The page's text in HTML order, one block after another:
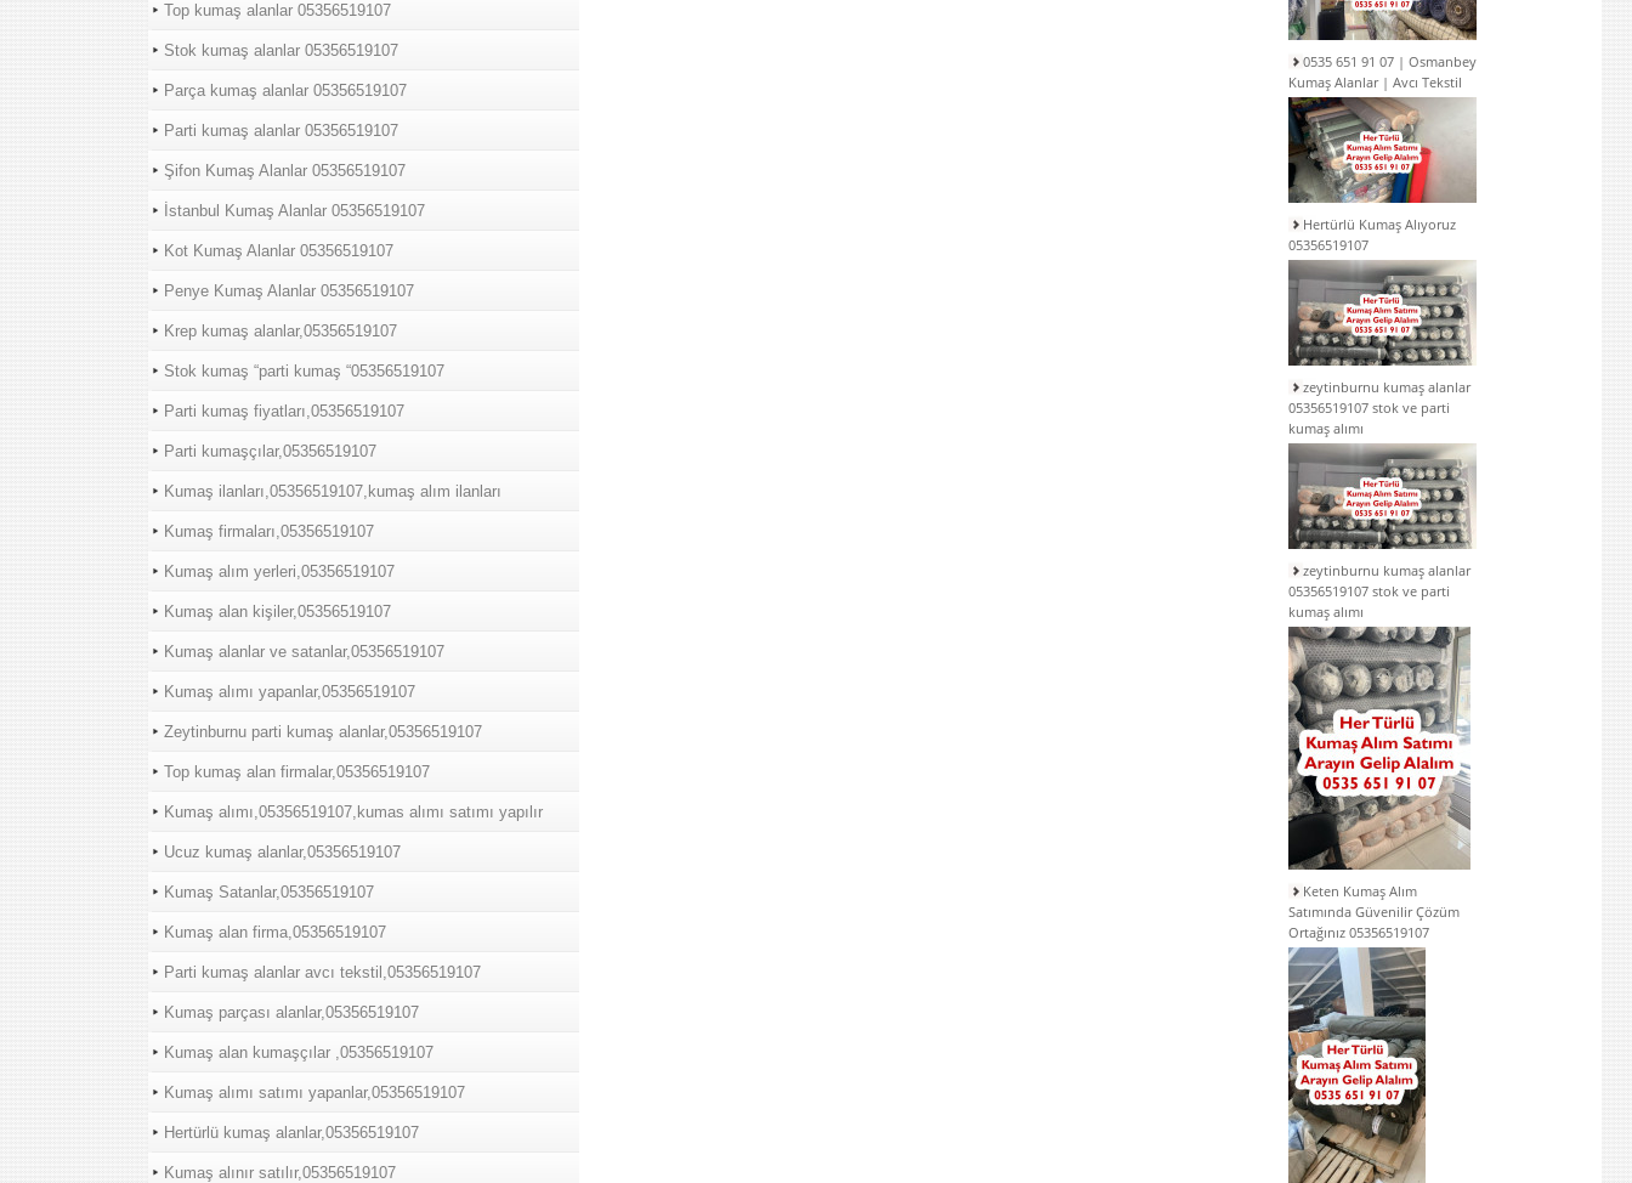
Top kumaş alanlar 05356519107
Stok kumaş alanlar 05356519107
Parça kumaş alanlar 05356519107
Parti kumaş alanlar 05356519107
Şifon Kumaş Alanlar 05356519107
İstanbul Kumaş Alanlar 05356519107
Kot Kumaş Alanlar 05356519107
Penye Kumaş Alanlar 05356519107
Krep kumaş alanlar,05356519107
Stok kumaş “parti kumaş “05356519107
Parti kumaş fiyatları,05356519107
Parti kumaşçılar,05356519107
Kumaş ilanları,05356519107,kumaş alım ilanları
Kumaş firmaları,05356519107
Kumaş alım yerleri,05356519107
Kumaş alan kişiler,05356519107
Kumaş alanlar ve satanlar,05356519107
Kumaş alımı yapanlar,05356519107
Zeytinburnu parti kumaş alanlar,05356519107
Top kumaş alan firmalar,05356519107
Kumaş alımı,05356519107,kumas alımı satımı yapılır
Ucuz kumaş alanlar,05356519107
Kumaş Satanlar,05356519107
Kumaş alan firma,05356519107
Parti kumaş alanlar avcı tekstil,05356519107
Kumaş parçası alanlar,05356519107
Kumaş alan kumaşçılar ,05356519107
Kumaş alımı satımı yapanlar,05356519107
Hertürlü kumaş alanlar,05356519107
Kumaş alınır satılır,05356519107
0535 651 91 07 | Osmanbey
Kumaş Alanlar | Avcı Tekstil
Hertürlü Kumaş Alıyoruz
05356519107
zeytinburnu kumaş alanlar
05356519107 stok ve parti
kumaş alımı
zeytinburnu kumaş alanlar
05356519107 stok ve parti
kumaş alımı
Keten Kumaş Alım
Satımında Güvenilir Çözüm
Ortağınız 05356519107